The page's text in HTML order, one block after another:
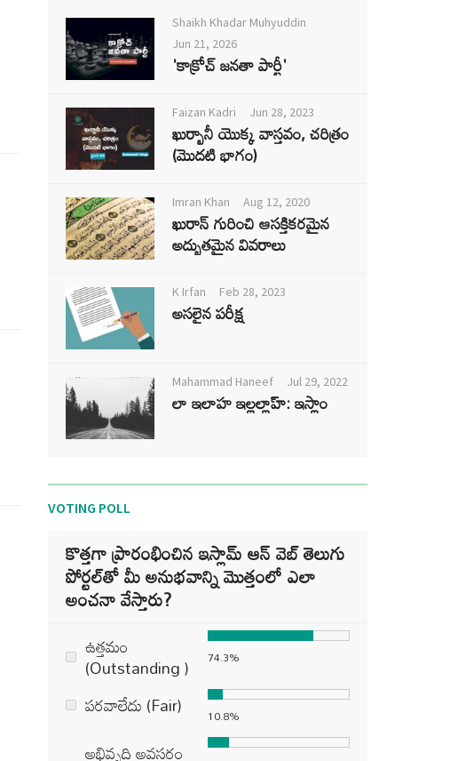
Shaikh Khadar Muhyuddin
Jun 21, 2026
'కాక్రోచ్ జనతా పార్టీ'
Faizan Kadri Jun 28, 2023
ఖుర్బానీ యొక్క వాస్తవం, చరిత్రం
(మొదటి భాగం)
Imran Khan Aug 12, 2020
ఖురాన్ గురించి ఆసక్తికరమైన
అద్భుతమైన వివరాలు
K Irfan Feb 28, 2023
అసలైన పరీక్ష
Mahammad Haneef Jul 29, 2022
లా ఇలాహ ఇల్లల్లాహ్: ఇస్లాం
VOTING POLL
కొత్తగా ప్రారంభించిన ఇస్లామ్ ఆన్ వెబ్ తెలుగు
పోర్టల్‌తో మీ అనుభవాన్ని మొత్తంలో ఎలా
అంచనా వేస్తారు?
ఉత్తమం
(Outstanding ) 74.3%
పరవాలేదు (Fair) 10.8%
అభివృద్ధి అవసరం